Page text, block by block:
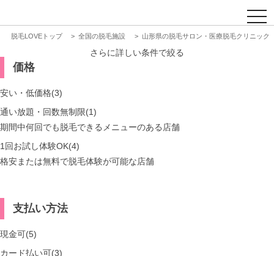
t
g
脱毛LOVEトップ 全国の脱毛施設 山形県の脱毛サロン・医療脱毛クリニック
さらに詳しい条件で絞る
価格
安い・低価格(3)
通い放題・回数無制限(1)
期間中何回でも脱毛できるメニューのある店舗
1回お試し体験OK(4)
格安または無料で脱毛体験が可能な店舗
支払い方法
現金可(5)
カード払い可(3)